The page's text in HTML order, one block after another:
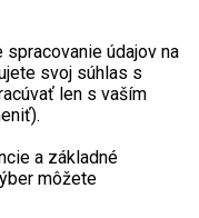
spracovanie údajov na
svoj súhlas s
len s vaším
a základné
môžete